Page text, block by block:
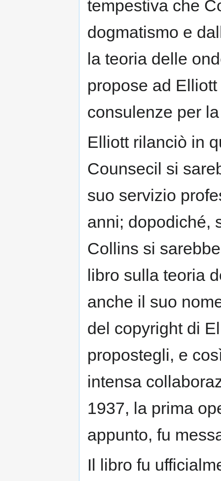
tempestiva che
dogmatismo e
la teoria delle
propose ad
consulenze per
Elliott rilanciò in
Counsecil si
suo servizio
anni; dopodiché,
Collins si
libro sulla teoria
anche il suo
del copyright di
propostegli, e
intensa
1937, la prima
appunto, fu
Il libro fu